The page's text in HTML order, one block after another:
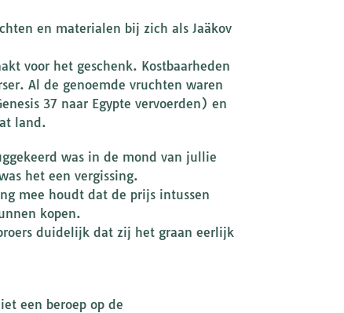
en materialen bij zich als Jaäkov
voor het geschenk. Kostbaarheden
Al de genoemde vruchten waren
37 naar Egypte vervoerden) en
land.
was in de mond van jullie
het een vergissing.
mee houdt dat de prijs intussen
kopen.
duidelijk dat zij het graan eerlijk
een beroep op de